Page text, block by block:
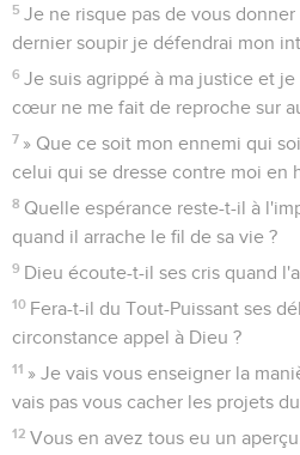
5 Je ne risque pas de vous
dernier soupir je défendrai mon
6 Je suis agrippé à ma justice et
cœur ne me fait de reproche sur
7 » Que ce soit mon ennemi qui
celui qui se dresse contre moi en
8 Quelle espérance reste-t-il à
quand il arrache le fil de sa vie ?
9 Dieu écoute-t-il ses cris quand
10 Fera-t-il du Tout-Puissant ses
circonstance appel à Dieu ?
11 » Je vais vous enseigner la
vais pas vous cacher les projets
12 Vous en avez tous eu un